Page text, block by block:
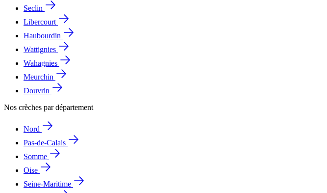
Seclin
Libercourt
Haubourdin
Wattignies
Wahagnies
Meurchin
Douvrin
Nos crèches par département
Nord
Pas-de-Calais
Somme
Oise
Seine-Maritime